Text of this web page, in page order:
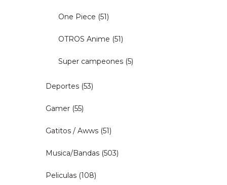
One Piece (51)
OTROS Anime (51)
Super campeones (5)
Deportes (53)
Gamer (55)
Gatitos / Awws (51)
Musica/Bandas (503)
Peliculas (108)